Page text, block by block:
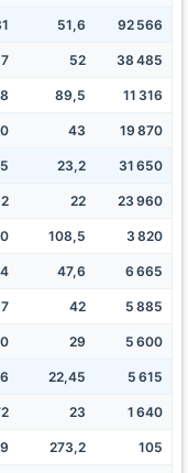
51,6 92 566
52 38 485
89,5 11 316
43 19 870
23,2 31 650
22 23 960
108,5 3 820
47,6 6 665
42 5 885
29 5 600
22,45 5 615
23 1 640
273,2 105